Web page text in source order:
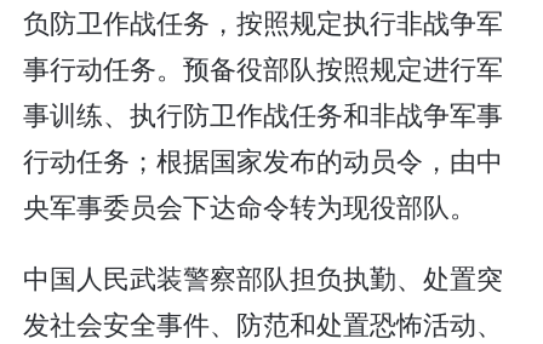
负防卫作战任务，按照规定执行非战争军
事行动任务。预备役部队按照规定进行军
事训练、执行防卫作战任务和非战争军事
行动任务；根据国家发布的动员令，由中
央军事委员会下达命令转为现役部队。
中国人民武装警察部队担负执勤、处置突
发社会安全事件、防范和处置恐怖活动、